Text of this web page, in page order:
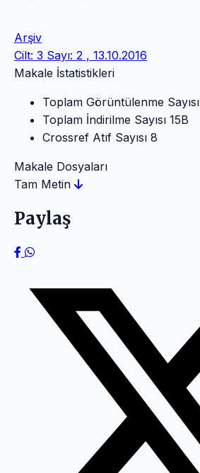
Arşiv
Cilt: 3 Sayı: 2 , 13.10.2016
Makale İstatistikleri
Toplam Görüntülenme Sayısı
Toplam İndirilme Sayısı 15B
Crossref Atıf Sayısı 8
Makale Dosyaları
Tam Metin
Paylaş